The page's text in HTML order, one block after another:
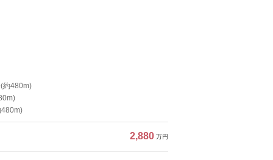
約480m)
480m)
2,880 万円